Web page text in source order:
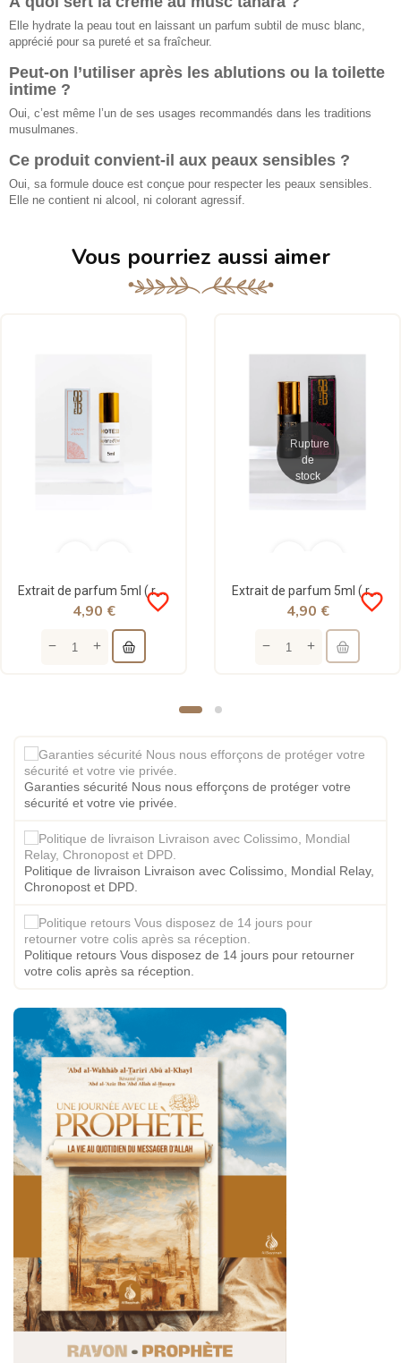
Elle hydrate la peau tout en laissant un parfum subtil de musc blanc,
apprécié pour sa pureté et sa fraîcheur.
Peut-on l’utiliser après les ablutions ou la toilette
intime ?
Oui, c’est même l’un de ses usages recommandés dans les traditions
musulmanes.
Ce produit convient-il aux peaux sensibles ?
Oui, sa formule douce est conçue pour respecter les peaux sensibles.
Elle ne contient ni alcool, ni colorant agressif.
Vous pourriez aussi aimer
Extrait de parfum 5ml ( roll-on ) Suprême d’orient - Note33
favorite_border
4,90 €
Rupture
de
stock
Extrait de parfum 5ml ( roll-on ) Rouge33 - Note33
favorite_border
4,90 €
Garanties sécurité Nous nous efforçons de protéger votre
sécurité et votre vie privée.
Politique de livraison Livraison avec Colissimo, Mondial Relay,
Chronopost et DPD.
Politique retours Vous disposez de 14 jours pour retourner
votre colis après sa réception.